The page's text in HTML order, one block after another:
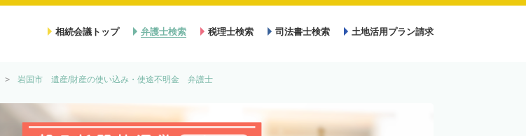
相続会議トップ 弁護士検索 税理士検索 司法書士検索 土地活用プラン請求
岩国市 遺産/財産の使い込み・使途不明金 弁護士